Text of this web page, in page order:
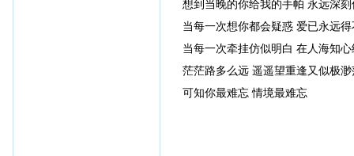
想到当晚的你给我的手帕 永远深
当每一次想你都会疑惑 爱已永远
当每一次牵挂仿似明白 在人海知
茫茫路多么远 遥遥望重逢又似极渺
可知你最难忘 情境最难忘